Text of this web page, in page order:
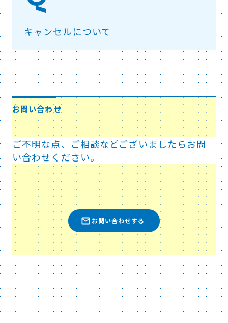
キャンセルについて
お問い合わせ
ご不明な点、ご相談などございましたらお問
い合わせください。
お問い合わせする